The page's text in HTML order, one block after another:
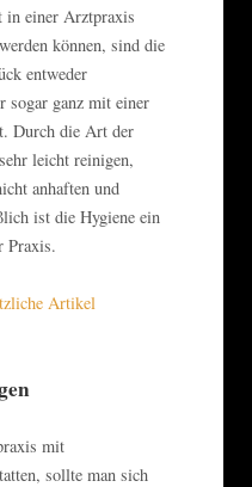
in einer Arztpraxis
können, sind die
entweder
sogar ganz mit einer
Durch die Art der
leicht reinigen,
anhaften und
ist die Hygiene ein
Praxis.
Artikel
mit
sollte man sich